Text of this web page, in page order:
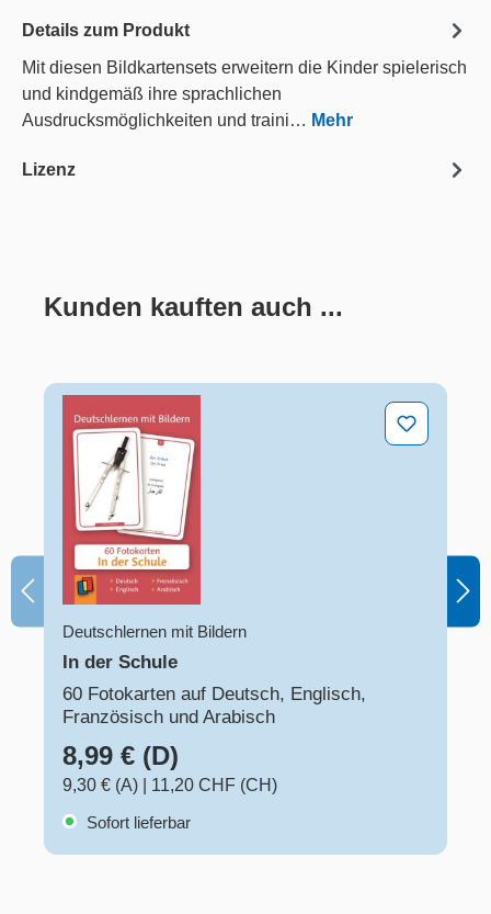
Details zum Produkt
Mit diesen Bildkartensets erweitern die Kinder spielerisch
und kindgemäß ihre sprachlichen
Ausdrucksmöglichkeiten und traini… Mehr
Lizenz
Produktgalerie überspringen
Kunden kauften auch ...
In der Schule
Deutschlernen mit Bildern
In der Schule
60 Fotokarten auf Deutsch, Englisch,
Französisch und Arabisch
8,99 € (D)
9,30 € (A)
11,20 CHF (CH)
Sofort lieferbar